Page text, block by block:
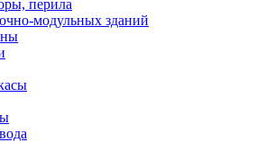
перила
модульных зданий